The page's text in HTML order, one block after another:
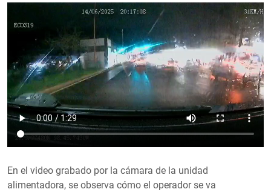
En el video grabado por la cámara de la unidad
alimentadora, se observa cómo el operador se va